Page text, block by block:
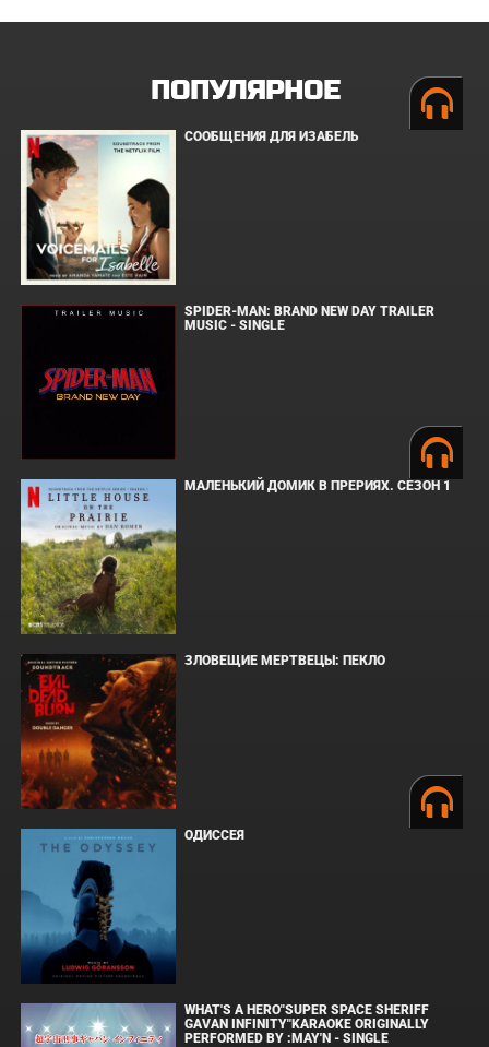
ПОПУЛЯРНОЕ
СООБЩЕНИЯ ДЛЯ ИЗАБЕЛЬ
SPIDER-MAN: BRAND NEW DAY TRAILER
MUSIC - SINGLE
МАЛЕНЬКИЙ ДОМИК В ПРЕРИЯХ. СЕЗОН 1
ЗЛОВЕЩИЕ МЕРТВЕЦЫ: ПЕКЛО
ОДИССЕЯ
WHAT'S A HERO"SUPER SPACE SHERIFF
GAVAN INFINITY"KARAOKE ORIGINALLY
PERFORMED BY :MAY'N - SINGLE